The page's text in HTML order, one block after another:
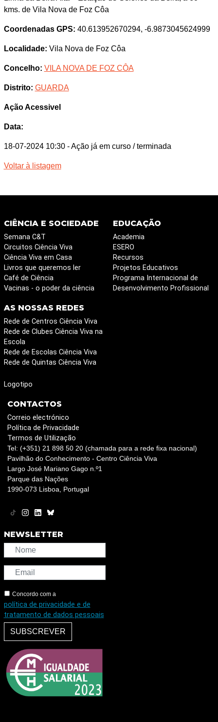
kms. de Vila Nova de Foz Côa
Coordenadas GPS: 40.613952670294, -6.9873045624999
Localidade: Vila Nova de Foz Côa
Concelho: VILA NOVA DE FOZ CÔA
Distrito: GUARDA
Ação Acessivel
Data:
18-07-2024 10:30 - Ação já em curso / terminada
Voltar à listagem
CIÊNCIA E SOCIEDADE
Semana C&T
Circuitos Ciência Viva
Ciência Viva em Casa
Livros que queremos ler
Café de Ciência
Vacinas - o poder da ciência
EDUCAÇÃO
Academia
ESERO
Recursos
Projetos Educativos
Programa Internacional de
Desenvolvimento Profissional
AS NOSSAS REDES
Rede de Centros Ciência Viva
Rede de Clubes Ciência Viva na
Escola
Rede de Escolas Ciência Viva
Rede de Quintas Ciência Viva
Logotipo
CONTACTOS
Correio electrónico
Política de Privacidade
Termos de Utilização
Tel: (+351) 21 898 50 20 (chamada para a rede fixa nacional)
Pavilhão do Conhecimento - Centro Ciência Viva
Largo José Mariano Gago n.º1
Parque das Nações
1990-073 Lisboa, Portugal
NEWSLETTER
Concordo com a
política de privacidade e de
tratamento de dados pessoais
SUBSCREVER